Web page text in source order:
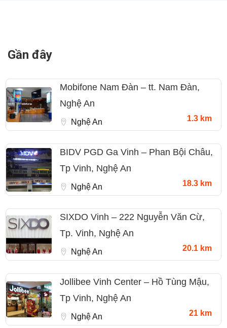
Gần đây
Mobifone Nam Đàn – tt. Nam Đàn,
Nghệ An
Nghệ An 1.3 km
BIDV PGD Ga Vinh – Phan Bội Châu,
Tp Vinh, Nghệ An
Nghệ An 18.3 km
SIXDO Vinh – 222 Nguyễn Văn Cừ,
Tp. Vinh, Nghệ An
Nghệ An 20.1 km
Jollibee Vinh Center – Hồ Tùng Mậu,
Tp Vinh, Nghệ An
Nghệ An 21 km